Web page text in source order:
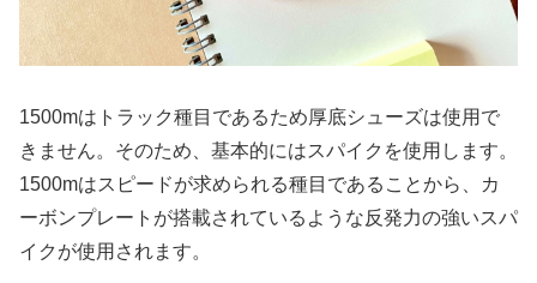
1500mはトラック種目であるため厚底シューズは使用で
きません。そのため、基本的にはスパイクを使用します。
1500mはスピードが求められる種目であることから、カ
ーボンプレートが搭載されているような反発力の強いスパ
イクが使用されます。